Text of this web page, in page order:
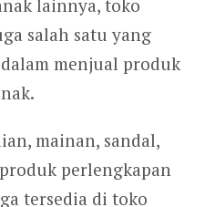
lainnya, toko
salah satu yang
menjual produk
mainan, sandal,
perlengkapan
tersedia di toko